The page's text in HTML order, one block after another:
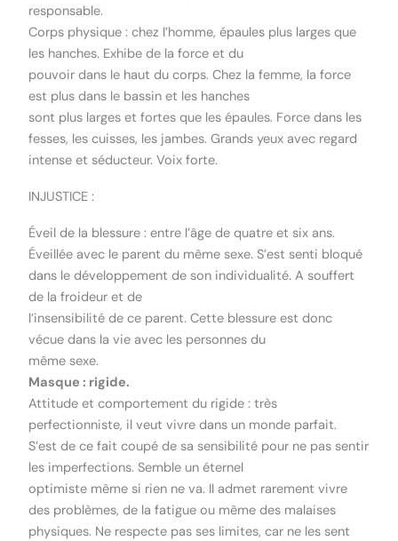
responsable.
Corps physique : chez l’homme, épaules plus larges que
les hanches. Exhibe de la force et du
pouvoir dans le haut du corps. Chez la femme, la force
est plus dans le bassin et les hanches
sont plus larges et fortes que les épaules. Force dans les
fesses, les cuisses, les jambes. Grands yeux avec regard
intense et séducteur. Voix forte.
INJUSTICE :
Éveil de la blessure : entre l’âge de quatre et six ans.
Éveillée avec le parent du même sexe. S’est senti bloqué
dans le développement de son individualité. A souffert
de la froideur et de
l’insensibilité de ce parent. Cette blessure est donc
vécue dans la vie avec les personnes du
même sexe.
Masque : rigide.
Attitude et comportement du rigide : très
perfectionniste, il veut vivre dans un monde parfait.
S’est de ce fait coupé de sa sensibilité pour ne pas sentir
les imperfections. Semble un éternel
optimiste même si rien ne va. Il admet rarement vivre
des problèmes, de la fatigue ou même des malaises
physiques. Ne respecte pas ses limites, car ne les sent